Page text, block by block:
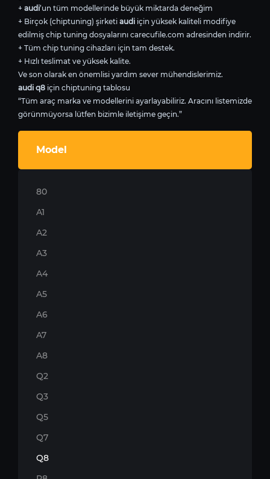
+ audi’un tüm modellerinde büyük miktarda deneğim
+ Birçok (chiptuning) şirketi audi için yüksek kaliteli modifiye
edilmiş chip tuning dosyalarını carecufile.com adresinden indirir.
+ Tüm chip tuning cihazları için tam destek.
+ Hızlı teslimat ve yüksek kalite.
Ve son olarak en önemlisi yardım sever mühendislerimiz.
audi q8 için chiptuning tablosu
“Tüm araç marka ve modellerini ayarlayabiliriz. Aracını listemizde
görünmüyorsa lütfen bizimle iletişime geçin.”
Model
80
A1
A2
A3
A4
A5
A6
A7
A8
Q2
Q3
Q5
Q7
Q8